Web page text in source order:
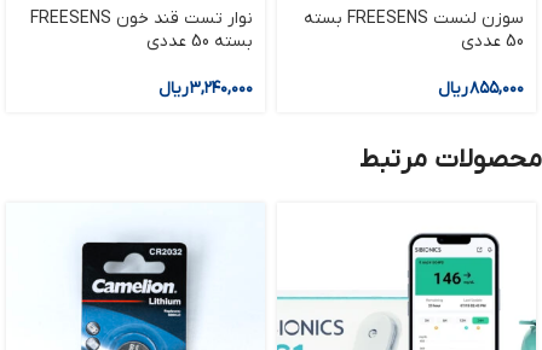
سوزن لنست FREESENS بسته
50 عددی
۸۵۵,۰۰۰ریال
نوار تست قند خون FREESENS
بسته 50 عددی
۳,۲۴۰,۰۰۰ریال
محصولات مرتبط